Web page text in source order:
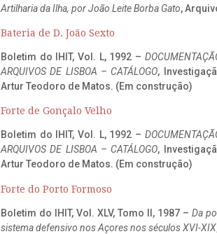
Artilharia da Ilha, por João Leite Borba Gato,
Bateria de D. João Sexto
Boletim do IHIT, Vol. L, 1992 –
ARQUIVOS DE LISBOA – CATÁLOGO,
Artur Teodoro de Matos. (Em construção)
Forte de Gonçalo Velho
Boletim do IHIT, Vol. L, 1992 –
ARQUIVOS DE LISBOA – CATÁLOGO,
Artur Teodoro de Matos. (Em construção)
Forte do Porto Formoso
Boletim do IHIT, Vol. XLV, Tomo II, 1987 – Da
sistema defensivo nos Açores nos séculos XVI-XIX